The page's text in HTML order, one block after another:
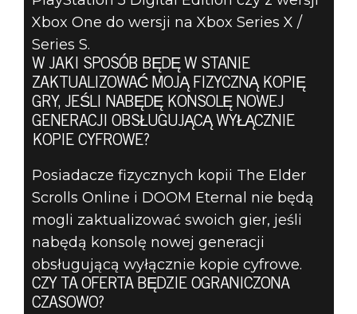
Xbox One do wersji na Xbox Series X /
Series S.
W JAKI SPOSÓB BĘDĘ W STANIE
ZAKTUALIZOWAĆ MOJĄ FIZYCZNĄ KOPIĘ
GRY, JEŚLI NABĘDĘ KONSOLĘ NOWEJ
GENERACJI OBSŁUGUJĄCĄ WYŁĄCZNIE
KOPIE CYFROWE?
Posiadacze fizycznych kopii The Elder
Scrolls Online i DOOM Eternal nie będą
mogli zaktualizować swoich gier, jeśli
nabędą konsolę nowej generacji
obsługującą wyłącznie kopie cyfrowe.
CZY TA OFERTA BĘDZIE OGRANICZONA
CZASOWO?